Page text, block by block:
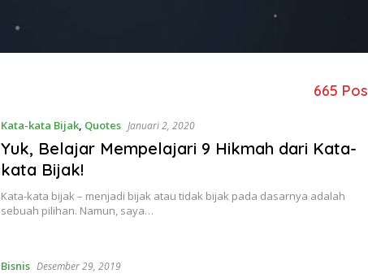
665 Pos
Kata-kata Bijak, Quotes Januari 2, 2020
Yuk, Belajar Mempelajari 9 Hikmah dari Kata-
kata Bijak!
Kata-kata bijak – menjadi bijak atau tidak bijak pada dasarnya adalah
sebuah pilihan. Namun, saya…
Bisnis Desember 29, 2019